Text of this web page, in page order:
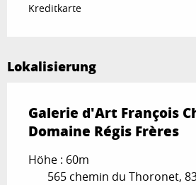
Kreditkarte
Lokalisierung
Galerie d'Art François
Domaine Régis Frères
Höhe : 60m
565 chemin du Thoronet,